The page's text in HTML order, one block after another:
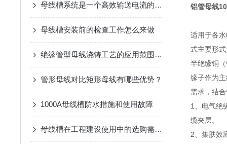
母线槽系统是一个高效输送电流的配电装置
母线槽安装前的检查工作怎么来做
绝缘管型母线浇铸工艺的应用范围与优势
管形母线对比矩形母线有哪些优势？
1000A母线槽防水措施和使用故障
母线槽在工程建设使用中的选购需要注意哪些方面？
铝管母线
适用于各
式主要形
半绝缘铜
缘子作为
需求，结
1、电气绝
缆夹层。
2、集肤效